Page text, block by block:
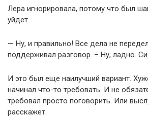
Лера игнорировала, потому что был
уйдет.
— Ну, и правильно! Все дела не
поддерживал разговор. – Ну, ладно.
И это был еще наилучший вариант.
начинал что-то требовать. И не
требовал просто поговорить. Или
расскажет.